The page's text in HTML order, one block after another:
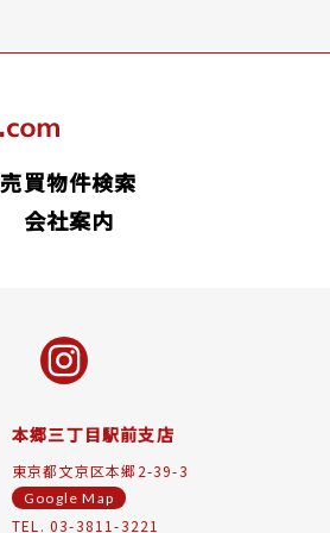
売買物件検索
会社案内
本郷三丁目駅前支店
東京都文京区本郷2-39-3
Google Map
TEL. 03-3811-3221